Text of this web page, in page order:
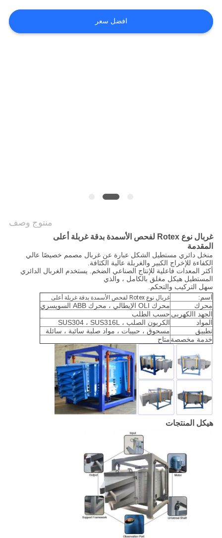
بنا
افضل سعر
منتوج وصف
غربال نوع Rotex لفحص الأسمدة بدقة غربلة أعلى
المقدمة
منخل دائري مستطيل الشكل عبارة عن غربال مصمم خصيصًا عالي
الكفاءة للإخراج الكبير والغربلة عالية الكثافة.
أكثر المعدات فاعلية للإنتاج الصناعي الضخم. يستخدم الغربال الدائري
المستطيل هيكل مغلق بالكامل ، والذي
سهل التركيب والتحكم.
اسم:
غربال نوع Rotex لفحص الأسمدة بدقة غربلة أعلى
محرك
محرك OLI الإيطالي ، محرك ABB السويسري
الجهد االكهربى حسب الطلب
المواد
الكربون الصلب ، SUS304 ، SUS316L
تطبيق
مسحوق ، حبيبات ، مواد صلبة سائبة ، سائلة
خدمة مخصصةمتاح
هيكل المنتجات